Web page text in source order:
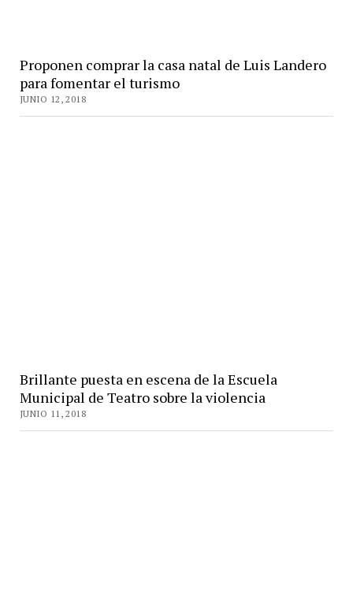
Proponen comprar la casa natal de Luis Landero
para fomentar el turismo
JUNIO 12, 2018
Brillante puesta en escena de la Escuela
Municipal de Teatro sobre la violencia
JUNIO 11, 2018